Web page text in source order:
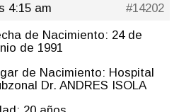
4:15 am
#14202
de Nacimiento: 24 de
de 1991
de Nacimiento: Hospital
Dr. ANDRES ISOLA